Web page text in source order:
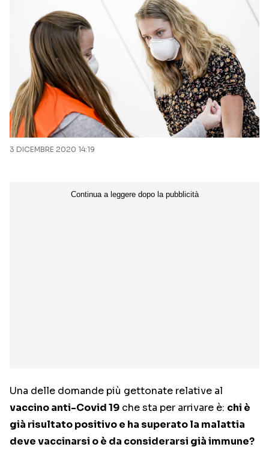
3 DICEMBRE 2020 14:19
Una delle domande più gettonate relative al
vaccino anti-Covid 19 che sta per arrivare è: chi è
già risultato positivo e ha superato la malattia
deve vaccinarsi o è da considerarsi già immune?